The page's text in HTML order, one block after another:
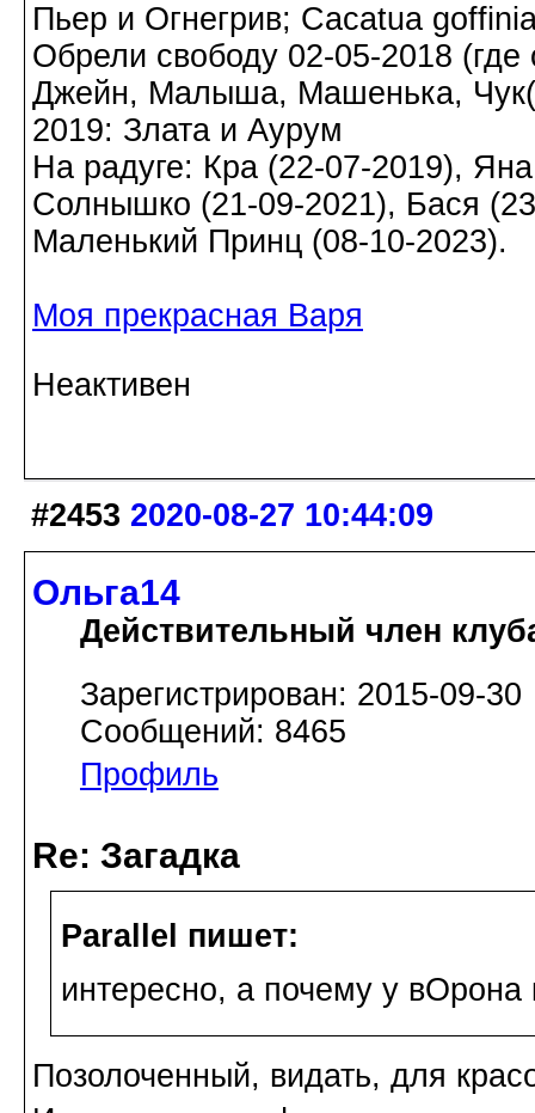
Пьер и Огнегрив; Cacatua
Обрели свободу 02-05-2018
Джейн, Малыша, Машенька,
2019: Злата и Аурум
На радуге: Кра (22-07-2019),
Солнышко (21-09-2021), Бася
Маленький Принц (08-10-2023).
Моя прекрасная Варя
Неактивен
#2453 2020-08-27 10:44:09
Ольга14
Действительный член
Зарегистрирован: 2015-09-30
Сообщений: 8465
Профиль
Re: Загадка
Parallel пишет:
интересно, а почему у вОрона
Позолоченный, видать, для